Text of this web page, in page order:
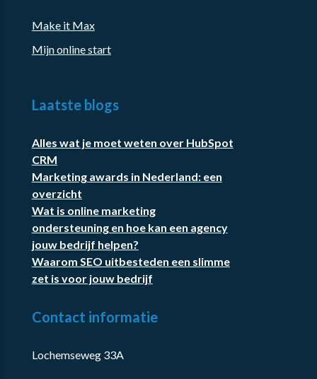
Make it Max
Mijn online start
Laatste blogs
Alles wat je moet weten over HubSpot
CRM
Marketing awards in Nederland: een
overzicht
Wat is online marketing
ondersteuning en hoe kan een agency
jouw bedrijf helpen?
Waarom SEO uitbesteden een slimme
zet is voor jouw bedrijf
Contact informatie
Lochemseweg 33A